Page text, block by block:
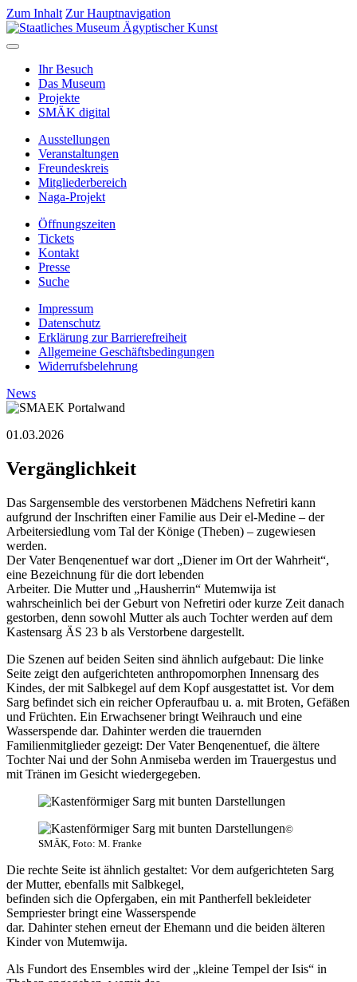
Zum Inhalt Zur Hauptnavigation
Ihr Besuch
Das Museum
Projekte
SMÄK digital
Ausstellungen
Veranstaltungen
Freundeskreis
Mitgliederbereich
Naga-Projekt
Öffnungszeiten
Tickets
Kontakt
Presse
Suche
Impressum
Datenschutz
Erklärung zur Barrierefreiheit
Allgemeine Geschäftsbedingungen
Widerrufsbelehrung
News
01.03.2026
Vergänglichkeit
Das Sargensemble des verstorbenen Mädchens Nefretiri kann
aufgrund der Inschriften einer Familie aus Deir el-Medine – der
Arbeitersiedlung vom Tal der Könige (Theben) – zugewiesen
werden.
Der Vater Benqenentuef war dort „Diener im Ort der Wahrheit“,
eine Bezeichnung für die dort lebenden
Arbeiter. Die Mutter und „Hausherrin“ Mutemwija ist
wahrscheinlich bei der Geburt von Nefretiri oder kurze Zeit danach
gestorben, denn sowohl Mutter als auch Tochter werden auf dem
Kastensarg ÄS 23 b als Verstorbene dargestellt.
Die Szenen auf beiden Seiten sind ähnlich aufgebaut: Die linke
Seite zeigt den aufgerichteten anthropomorphen Innensarg des
Kindes, der mit Salbkegel auf dem Kopf ausgestattet ist. Vor dem
Sarg befindet sich ein reicher Opferaufbau u. a. mit Broten, Gefäßen
und Früchten. Ein Erwachsener bringt Weihrauch und eine
Wasserspende dar. Dahinter werden die trauernden
Familienmitglieder gezeigt: Der Vater Benqenentuef, die ältere
Tochter Nai und der Sohn Anmiseba werden im Trauergestus und
mit Tränen im Gesicht wiedergegeben.
©
SMÄK, Foto: M. Franke
Die rechte Seite ist ähnlich gestaltet: Vor dem aufgerichteten Sarg
der Mutter, ebenfalls mit Salbkegel,
befinden sich die Opfergaben, ein mit Pantherfell bekleideter
Sempriester bringt eine Wasserspende
dar. Dahinter stehen erneut der Ehemann und die beiden älteren
Kinder von Mutemwija.
Als Fundort des Ensembles wird der „kleine Tempel der Isis“ in